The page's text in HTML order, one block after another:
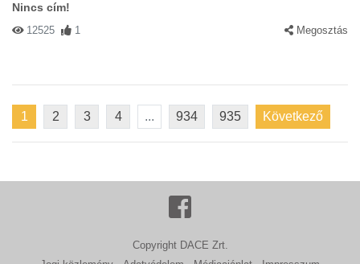
Nincs cím!
12525 1 Megosztás
1 2 3 4 ... 934 935 Következő
Copyright DACE Zrt.